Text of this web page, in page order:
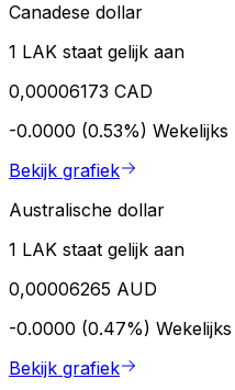
Canadese dollar
1 LAK staat gelijk aan
0,00006173 CAD
-0.0000 (0.53%) Wekelijks
Bekijk grafiek
Australische dollar
1 LAK staat gelijk aan
0,00006265 AUD
-0.0000 (0.47%) Wekelijks
Bekijk grafiek